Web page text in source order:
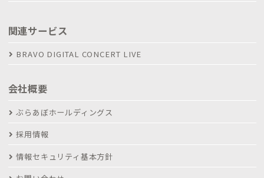
関連サービス
BRAVO DIGITAL CONCERT LIVE
会社概要
ぶらあぼホールディングス
採用情報
情報セキュリティ基本方針